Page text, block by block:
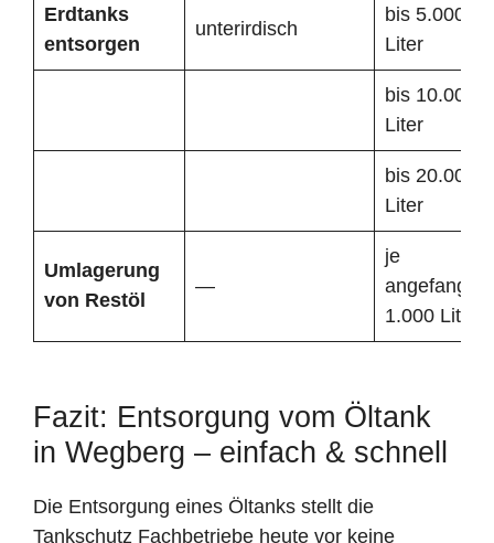
Erdtanks
entsorgen
unterirdisch
bis 5.000
Liter
bis 10.000
Liter
bis 20.000
Liter
Umlagerung
von Restöl
—
je
1.000 Liter
Fazit: Entsorgung vom Öltank
in Wegberg – einfach & schnell
Die Entsorgung eines Öltanks stellt die
Tankschutz Fachbetriebe heute vor keine